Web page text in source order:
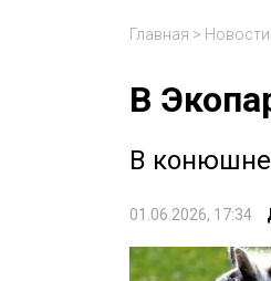
Главная > Новости
В
В конюшне
01.06.2026, 17:34